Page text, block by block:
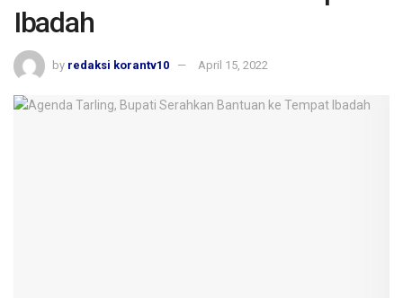
Ibadah
by redaksi korantv10 April 15, 2022